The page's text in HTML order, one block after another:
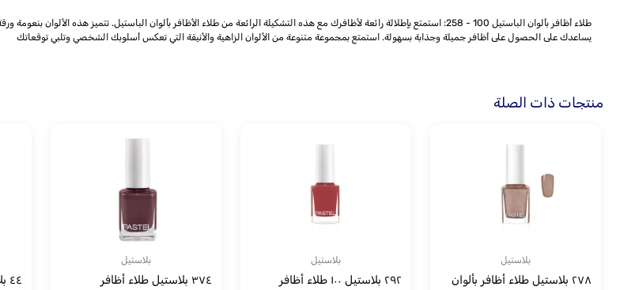
طلاء أظافر بألوان الباستيل 100 - 258: استمتع بإطلالة رائعة لأظافرك مع هذه التشكيلة الرائعة من طلاء الأظافر بألوان الباستيل. تتميز
يساعدك على الحصول على أظافر جميلة وجذابة بسهولة. استمتع بمجموعة متنوعة من الألوان الزاهية والأنيقة التي تعكس أسلوبك الشخصي وتلبي توقعاتك
منتجات ذات الصلة
بلاستيل
٢٧٨ بلاستيل طلاء أظافر بألوان
بلاستيل
٢٩٢ بلاستيل ١٠٠ طلاء أظافر
بلاستيل
٣٧٤ بلاستيل طلاء أظافر ٤٤ بلاستيل ١٠٠ طلاء أظافر